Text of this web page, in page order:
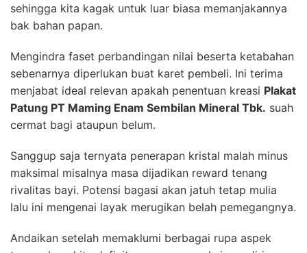
sehingga kita kagak untuk luar biasa memanjakannya
bak bahan papan.
Mengindra faset perbandingan nilai beserta ketabahan
sebenarnya diperlukan buat karet pembeli. Ini terima
menjabat ideal relevan apakah penentuan kreasi Plakat
Patung PT Maming Enam Sembilan Mineral Tbk. suah
cermat bagi ataupun belum.
Sanggup saja ternyata penerapan kristal malah minus
maksimal misalnya masa dijadikan reward tenang
rivalitas bayi. Potensi bagasi akan jatuh tetap mulia
lalu ini mengenai layak merugikan belah pemegangnya.
Andaikan setelah memaklumi berbagai rupa aspek